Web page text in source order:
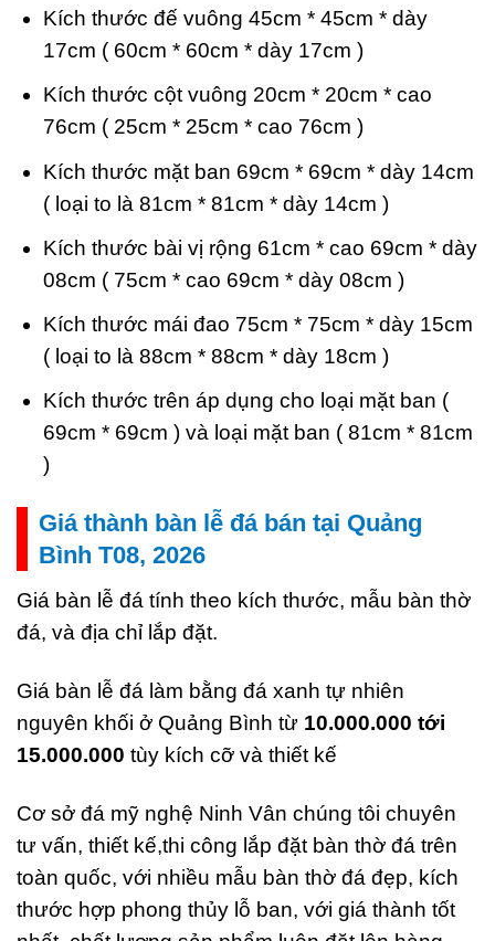
Kích thước đế vuông 45cm * 45cm * dày
17cm ( 60cm * 60cm * dày 17cm )
Kích thước cột vuông 20cm * 20cm * cao
76cm ( 25cm * 25cm * cao 76cm )
Kích thước mặt ban 69cm * 69cm * dày 14cm
( loại to là 81cm * 81cm * dày 14cm )
Kích thước bài vị rộng 61cm * cao 69cm * dày
08cm ( 75cm * cao 69cm * dày 08cm )
Kích thước mái đao 75cm * 75cm * dày 15cm
( loại to là 88cm * 88cm * dày 18cm )
Kích thước trên áp dụng cho loại mặt ban (
69cm * 69cm ) và loại mặt ban ( 81cm * 81cm
)
Giá thành bàn lễ đá bán tại Quảng
Bình T08, 2026
Giá bàn lễ đá tính theo kích thước, mẫu bàn thờ
đá, và địa chỉ lắp đặt.
Giá bàn lễ đá làm bằng đá xanh tự nhiên
nguyên khối ở Quảng Bình từ 10.000.000 tới
15.000.000 tùy kích cỡ và thiết kế
Cơ sở đá mỹ nghệ Ninh Vân chúng tôi chuyên
tư vấn, thiết kế,thi công lắp đặt bàn thờ đá trên
toàn quốc, với nhiều mẫu bàn thờ đá đẹp, kích
thước hợp phong thủy lỗ ban, với giá thành tốt